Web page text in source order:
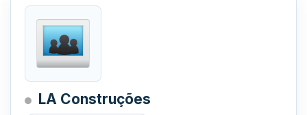
LA Construções